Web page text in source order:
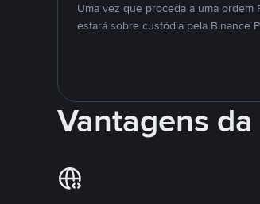
Uma vez que proceda a uma ordem
estará sobre custódia pela Binance
Vantagens